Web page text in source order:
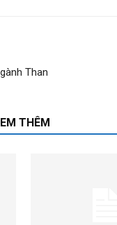
Than
THÊM